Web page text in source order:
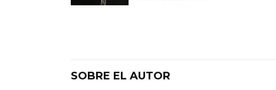
SOBRE EL AUTOR